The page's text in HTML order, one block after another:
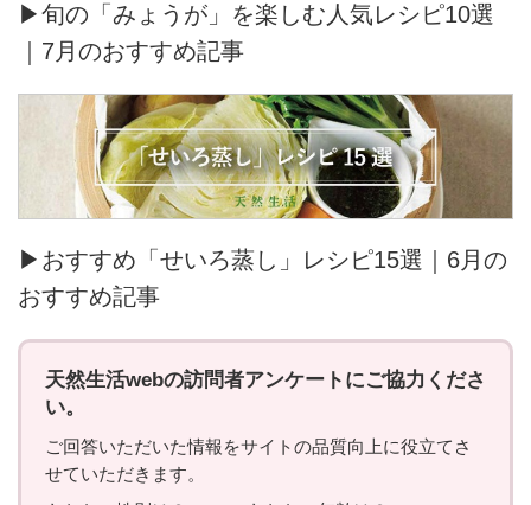
▶旬の「みょうが」を楽しむ人気レシピ10選
｜7月のおすすめ記事
▶おすすめ「せいろ蒸し」レシピ15選｜6月の
おすすめ記事